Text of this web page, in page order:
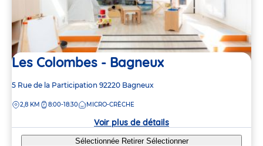
Les Colombes - Bagneux
Adresse
la
5 Rue de la Participation 92220 Bagneux
DISTANCE
2,8 KM 8:00-18:30 MICRO-CRÈCHE
Voir plus de détails
Sélectionnée Retirer Sélectionner